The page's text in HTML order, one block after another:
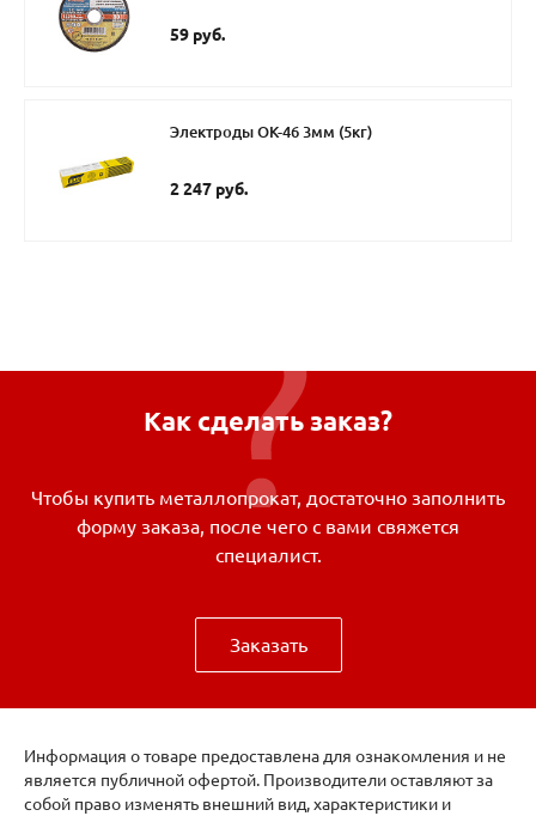
59 руб.
Электроды ОК-46 3мм (5кг)
2 247 руб.
Как сделать заказ?
Чтобы купить металлопрокат, достаточно заполнить
форму заказа, после чего с вами свяжется
специалист.
Заказать
Информация о товаре предоставлена для ознакомления и не
является публичной офертой. Производители оставляют за
собой право изменять внешний вид, характеристики и